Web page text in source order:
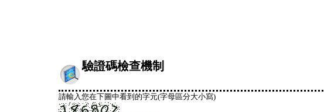
驗證碼檢查機制
請輸入您在下圖中看到的字元(字母區分大小寫)